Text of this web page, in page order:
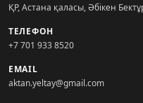
ҚР, Астана қаласы, Әбікен
ТЕЛЕФОН
+7 701 933 8520
EMAIL
aktan.yeltay@gmail.com